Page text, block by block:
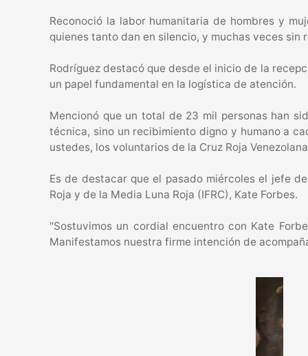
Reconoció la labor humanitaria de hombres y
quienes tanto dan en silencio, y muchas veces
Rodríguez destacó que desde el inicio de la
un papel fundamental en la logística de atención.
Mencionó que un total de 23 mil personas han
técnica, sino un recibimiento digno y humano a
ustedes, los voluntarios de la Cruz Roja
Es de destacar que el pasado miércoles el jefe
Roja y de la Media Luna Roja (IFRC), Kate Forbes.
"Sostuvimos un cordial encuentro con Kate
Manifestamos nuestra firme intención de